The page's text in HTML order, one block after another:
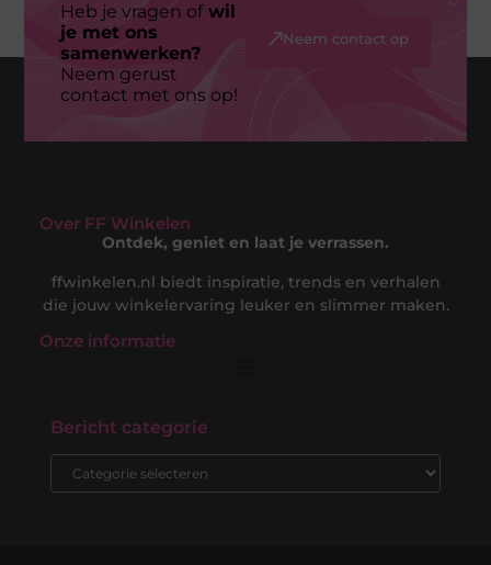
Heb je vragen ofwil
je met ons
samenwerken?
Neem gerust
contact met ons op!
Neem contact op
Over FF Winkelen
Ontdek, geniet en laat je verrassen.
ffwinkelen.nl biedt inspiratie, trends en verhalen
die jouw winkelervaring leuker en slimmer maken.
Onze informatie
Bericht categorie